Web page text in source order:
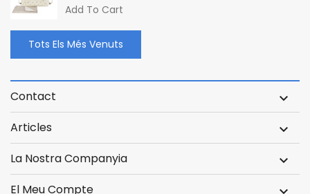
Add To Cart
Tots Els Més Venuts
Contact 
Articles 
La Nostra Companyia 
El Meu Compte